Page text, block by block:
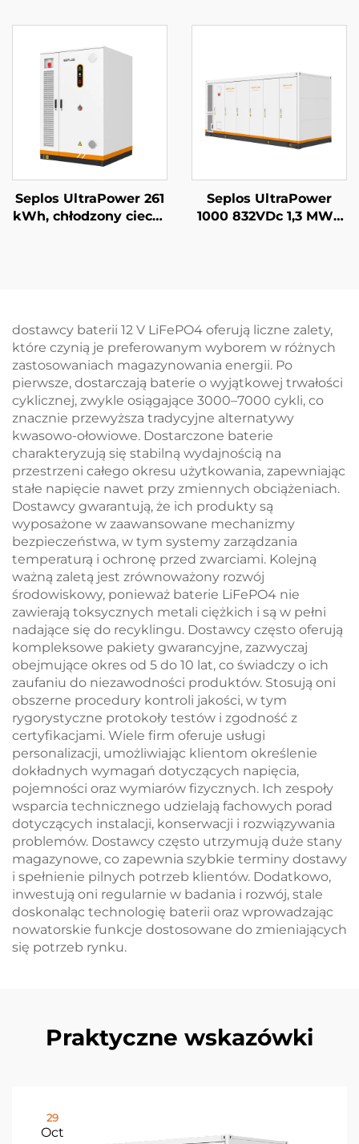
zasilania awaryjnego
baterią Mason 14 kWh
bateria słoneczna
Seplos
magazynowania
litowo-żelazowo-
fosforanowa (LiFePO4)
Seplos UltraPower 261
kWh, chłodzony cieczą
zarządzanie termiczne
dla przemysłowych
systemów
magazynowania
energii w
mikrosieciach
Seplos UltraPower
1000 832VDc 1,3 MWh
cieczowym Mikrosieci
BESS
dostawcy baterii 12 V LiFePO4 oferują liczne zalety,
które czynią je preferowanym wyborem w różnych
zastosowaniach magazynowania energii. Po
pierwsze, dostarczają baterie o wyjątkowej trwałości
cyklicznej, zwykle osiągające 3000–7000 cykli, co
znacznie przewyższa tradycyjne alternatywy
kwasowo-ołowiowe. Dostarczone baterie
charakteryzują się stabilną wydajnością na
przestrzeni całego okresu użytkowania, zapewniając
stałe napięcie nawet przy zmiennych obciążeniach.
Dostawcy gwarantują, że ich produkty są
wyposażone w zaawansowane mechanizmy
bezpieczeństwa, w tym systemy zarządzania
temperaturą i ochronę przed zwarciami. Kolejną
ważną zaletą jest zrównoważony rozwój
środowiskowy, ponieważ baterie LiFePO4 nie
zawierają toksycznych metali ciężkich i są w pełni
nadające się do recyklingu. Dostawcy często oferują
kompleksowe pakiety gwarancyjne, zazwyczaj
obejmujące okres od 5 do 10 lat, co świadczy o ich
zaufaniu do niezawodności produktów. Stosują oni
obszerne procedury kontroli jakości, w tym
rygorystyczne protokoły testów i zgodność z
certyfikacjami. Wiele firm oferuje usługi
personalizacji, umożliwiając klientom określenie
dokładnych wymagań dotyczących napięcia,
pojemności oraz wymiarów fizycznych. Ich zespoły
wsparcia technicznego udzielają fachowych porad
dotyczących instalacji, konserwacji i rozwiązywania
problemów. Dostawcy często utrzymują duże stany
magazynowe, co zapewnia szybkie terminy dostawy
i spełnienie pilnych potrzeb klientów. Dodatkowo,
inwestują oni regularnie w badania i rozwój, stale
doskonaląc technologię baterii oraz wprowadzając
nowatorskie funkcje dostosowane do zmieniających
się potrzeb rynku.
Praktyczne wskazówki
29
Oct